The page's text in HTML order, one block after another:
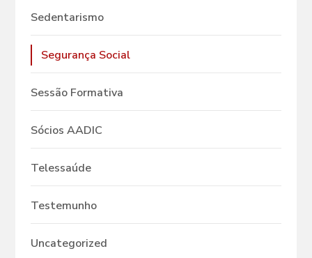
Sedentarismo
Segurança Social
Sessão Formativa
Sócios AADIC
Telessaúde
Testemunho
Uncategorized